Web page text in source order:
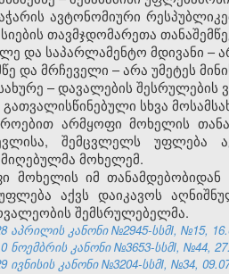
ავტონომიური
თავმჯდომარეთა
და საპარლამენტო მდივანი –
და მრჩეველი – არა უმეტეს
– დავალების შესრულების
სხვა
არმყოფი მოხელის
შემცვლელს უფლება
მოხელემ.
მოხელის იმ თანამდებობიდან
აქვს დაიკავოს
შემსრულებელმა.
აპრილის კანონი №2945-სსმI, №15,
ნოემბრის კანონი №3653-სსმI, №44,
ივნისის კანონი №3204-სსმI, №34,